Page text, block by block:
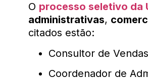
O processo seletivo da
administrativas,
citados estão:
Consultor de Vendas
Coordenador de